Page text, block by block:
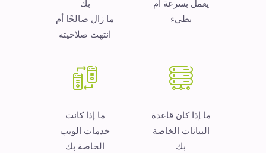
يعمل بسرعة أم
بطيء
بك
ما زال صالحًا أم
انتهت صلاحيته
ما إذا كان قاعدة
البيانات الخاصة
بك
ما إذا كانت
خدمات الويب
الخاصة بك